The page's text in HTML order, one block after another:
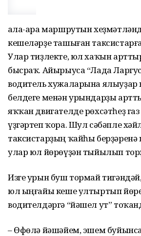
Ҡала-ара маршрутын
кешеләрҙе ташыған
Улар тиҙлекте, юл хаҡын
бысраҡ. Айырыуса “Лада
водитель хужаларына ялыуҙар
белдеге менән урындарҙы
яҡҡан двигателде рөхсәтһеҙ
үҙгәртеп ҡора. Шул сәбәпле
таксистарҙың ҡайһы
улар юл йөрөүҙән тыйылып
Изге урын буш тормай
юл ыңғайы кеше ултыртып
водителдәргә “йәшел ут”
– Өфөлә йәшәйем, эшем